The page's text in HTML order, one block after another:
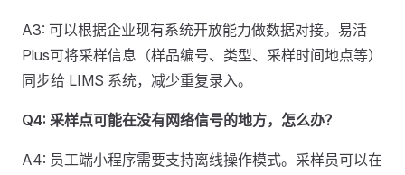
A3: 可以根据企业现有系统开放能力做数据对接。易活
Plus可将采样信息（样品编号、类型、采样时间地点等）
同步给 LIMS 系统，减少重复录入。
Q4: 采样点可能在没有网络信号的地方，怎么办？
A4: 员工端小程序需要支持离线操作模式。采样员可以在